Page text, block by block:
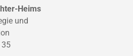
Heims
und
35